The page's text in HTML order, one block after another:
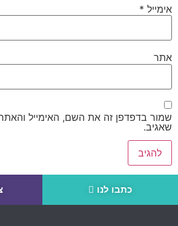
אימייל *
אתר
שמור בדפדפן זה את השם, האימייל
שאגיב.
כתבו לנו